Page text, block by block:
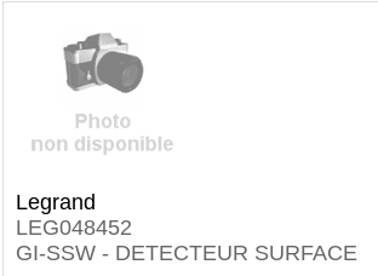
Legrand
LEG048452
GI-SSW - DETECTEUR SURFACE